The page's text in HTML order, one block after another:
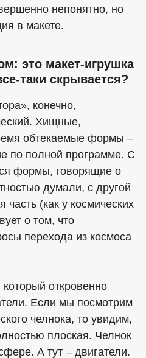
непонятно, но
в макете.
это макет-игрушка
таки скрывается?
конечно,
Хищные,
обтекаемые формы –
по полной программе. С
формы, говорящие о
думали, с другой
часть (как у космических
о том, что
перехода из космоса
откровенно
Если мы посмотрим
челнока, то увидим,
плоская. Челнок
А тут – двигатели.